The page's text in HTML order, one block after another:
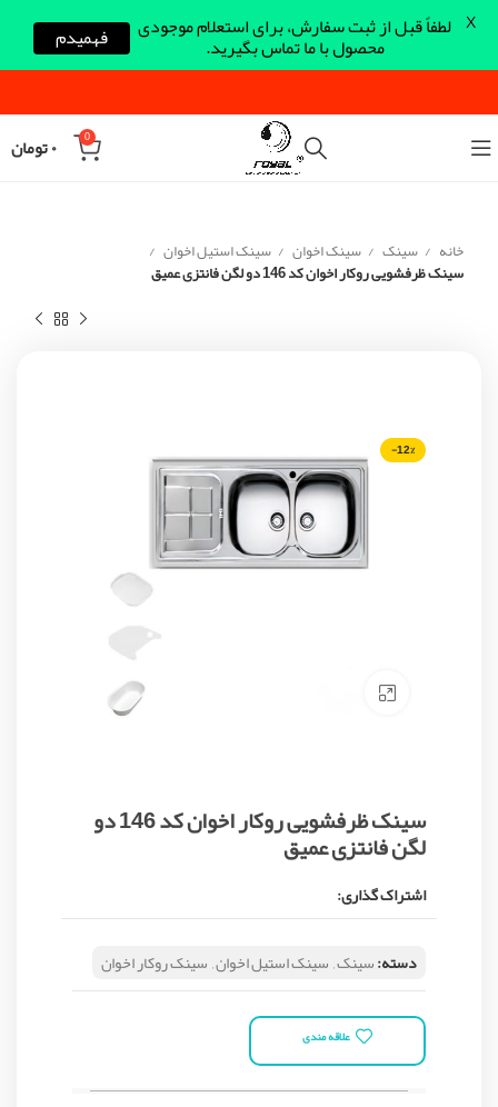
0 ۰تومان
خانه سینک سینک اخوان سینک استیل اخوان
سینک ظرفشویی روکار اخوان کد 146 دو لگن فانتزی عمیق
-12%
سینک ظرفشویی روکار اخوان کد 146 دو
لگن فانتزی عمیق
اشتراک گذاری:
دسته:سینک,سینک استیل اخوان,سینک روکار اخوان
علاقه مندی
لطفاً قبل از ثبت سفارش، برای استعلام موجودی
محصول با ما تماس بگیرید. فهمیدم X